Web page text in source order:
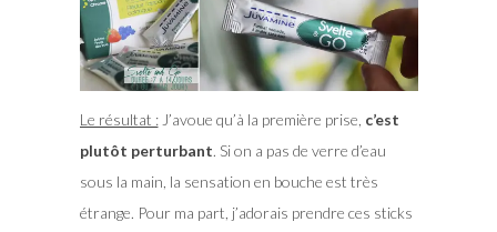
Le résultat :J’avoue qu’à la première prise, c’est
plutôt perturbant. Si on a pas de verre d’eau
sous la main, la sensation en bouche est très
étrange. Pour ma part, j’adorais prendre ces sticks